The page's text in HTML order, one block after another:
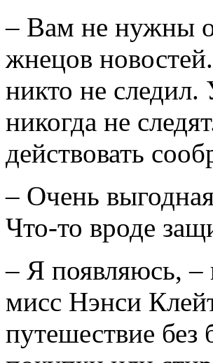
– Вам не нужны
жнецов
никто не
никогда не
действовать
– Очень
Что-то вроде
– Я появляюсь, –
мисс Нэнси
путешествие без